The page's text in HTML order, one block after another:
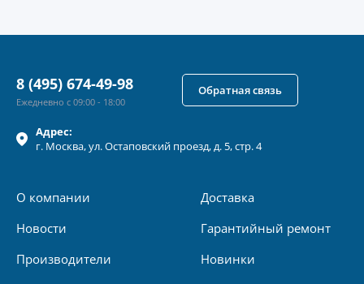
Адрес:
г. Москва, ул.Остаповский проезд, д. 5, стр. 4
О компании
Новости
Производители
Доставка
Гарантийный ремонт
Новинки
8 (495) 674-49-98
Ежедневно с 09:00 - 18:00
Обратная связь